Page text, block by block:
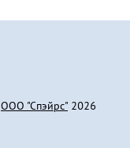
ООО "Спэйрс" 2026